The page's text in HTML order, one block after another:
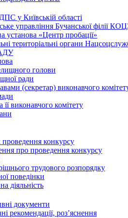
у Київській області
управління Бучанської філії
установа «Центр пробації»
територіальні органи
голови
ради
(секретар) виконавчого
виконавчого комітету
конкурсу
про проведення конкурсу
трудового розпорядку
поведінки
діяльність
документи
рекомендації, роз’яснення